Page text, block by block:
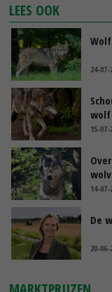
LEES OOK
24-07-
15-07-
14-07-
De
20-06-